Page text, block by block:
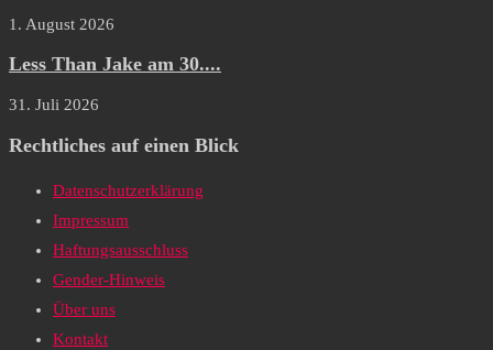
1. August 2026
Less Than Jake am 30....
31. Juli 2026
Rechtliches auf einen Blick
Datenschutzerklärung
Impressum
Haftungsausschluss
Gender-Hinweis
Über uns
Kontakt